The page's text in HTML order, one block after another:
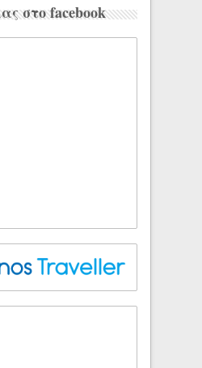
στο facebook